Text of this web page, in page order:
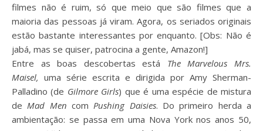
filmes não é ruim, só que meio que são filmes que a
maioria das pessoas já viram. Agora, os seriados originais
estão bastante interessantes por enquanto. [Obs: Não é
jabá, mas se quiser, patrocina a gente, Amazon!]
Entre as boas descobertas está The Marvelous Mrs.
Maisel, uma série escrita e dirigida por Amy Sherman-
Palladino (de Gilmore Girls) que é uma espécie de mistura
deMad Men comPushing Daisies. Do primeiro herda a
ambientação: se passa em uma Nova York nos anos 50,